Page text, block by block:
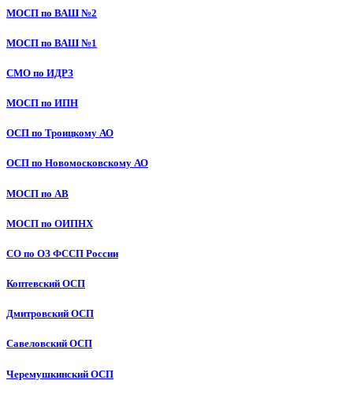
МОСП по ВАШ №2
МОСП по ВАШ №1
СМО по ИДРЗ
МОСП по ИПН
ОСП по Троицкому АО
ОСП по Новомосковскому АО
МОСП по АВ
МОСП по ОИПНХ
СО по ОЗ ФССП России
Коптевский ОСП
Дмитровский ОСП
Савеловский ОСП
Черемушкинский ОСП